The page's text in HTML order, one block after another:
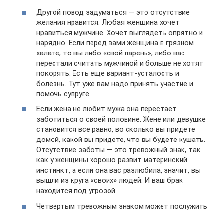
Другой повод задуматься — это отсутствие
желания нравится. Любая женщина хочет
нравиться мужчине. Хочет выглядеть опрятно и
нарядно. Если перед вами женщина в грязном
халате, то вы либо «свой парень», либо вас
перестали считать мужчиной и больше не хотят
покорять. Есть еще вариант-усталость и
болезнь. Тут уже вам надо принять участие и
помочь супруге.
Если жена не любит мужа она перестает
заботиться о своей половине. Жене или девушке
становится все равно, во сколько вы придете
домой, какой вы придете, что вы будете кушать.
Отсутствие заботы — это тревожный знак, так
как у женщины хорошо развит материнский
инстинкт, а если она вас разлюбила, значит, вы
вышли из круга «своих» людей. И ваш брак
находится под угрозой.
Четвертым тревожным знаком может послужить